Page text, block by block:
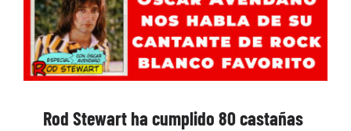
Rod Stewart ha cumplido 80 castañas